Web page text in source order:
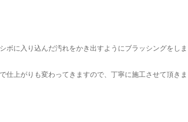
ボに入り込んだ汚れをかき出すようにブラッシングをしま
仕上がりも変わってきますので、丁寧に施工させて頂きま